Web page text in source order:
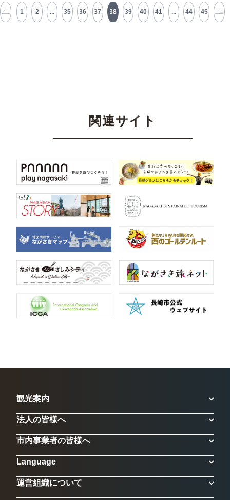
1 2 ... 35 36 37 38 39 40 41 ... 44 45
関連サイト
観光案内
法人の皆様へ
市内事業者の皆様へ
Language
運営組織について